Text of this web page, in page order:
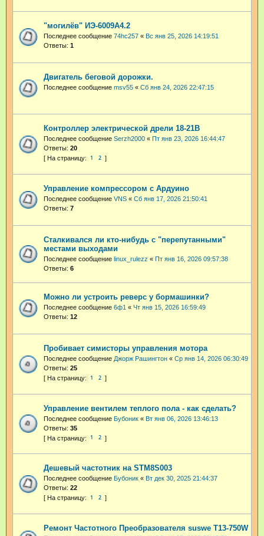
"могилёв" ИЭ-6009А4.2
Последнее сообщение 74hc257 « Вс янв 25, 2026 14:19:51
Ответы: 1
Двигатель беговой дорожки.
Последнее сообщение msv55 « Сб янв 24, 2026 22:47:15
Контроллер электрической дрели 18-21В
Последнее сообщение Serzh2000 « Пт янв 23, 2026 16:44:47
Ответы: 20
1 2
Управление компрессором с Ардуино
Последнее сообщение VNS « Сб янв 17, 2026 21:50:41
Ответы: 7
Сталкивался ли кто-нибудь с "перепутанными"
местами выходами
Последнее сообщение linux_rulezz « Пт янв 16, 2026 09:57:38
Ответы: 6
Можно ли устроить реверс у бормашинки?
Последнее сообщение 6ф1 « Чт янв 15, 2026 16:59:49
Ответы: 12
Пробивает симисторы управления мотора
Последнее сообщение Джорж Рашингтон « Ср янв 14, 2026 06:30:49
Ответы: 25
1 2
Управление вентилем теплого пола - как сделать?
Последнее сообщение Бубоник « Вт янв 06, 2026 13:46:13
Ответы: 35
1 2
Дешевый частотник на STM8S003
Последнее сообщение Бубоник « Вт дек 30, 2025 21:44:37
Ответы: 22
1 2
Ремонт Частотного Преобразователя suswe Т13-750W